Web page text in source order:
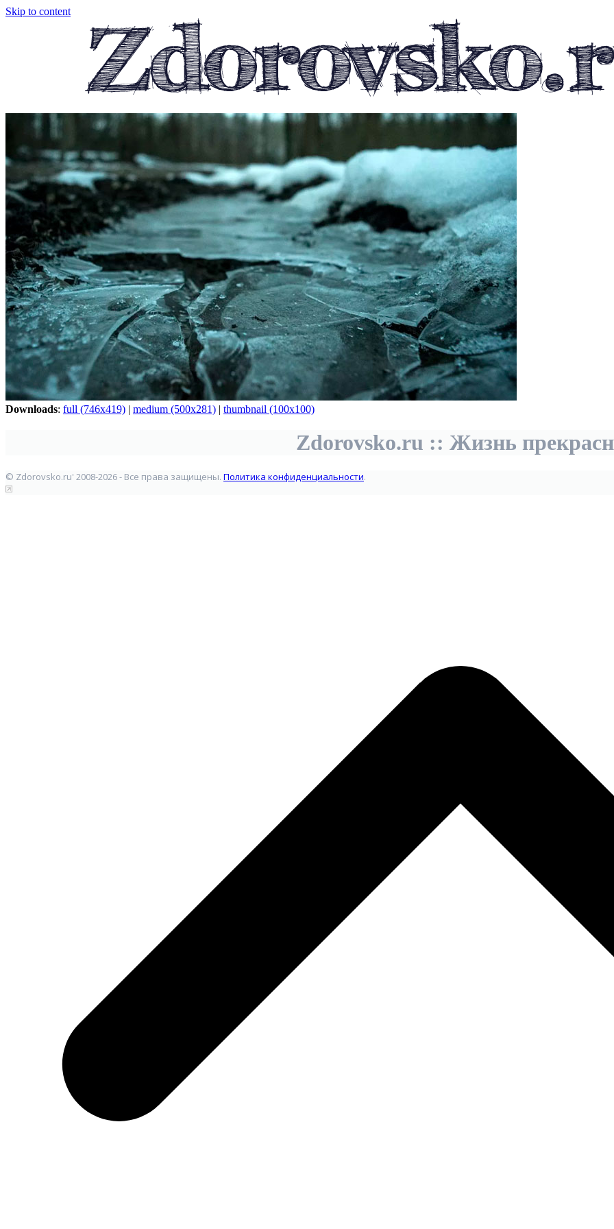
Skip to content
Downloads: full (746x419) | medium (500x281) | thumbnail (100x100)
Zdorovsko.ru :: Жизнь
© Zdorovsko.ru' 2008-2026 - Все права защищены. Политика конфиденциальности.